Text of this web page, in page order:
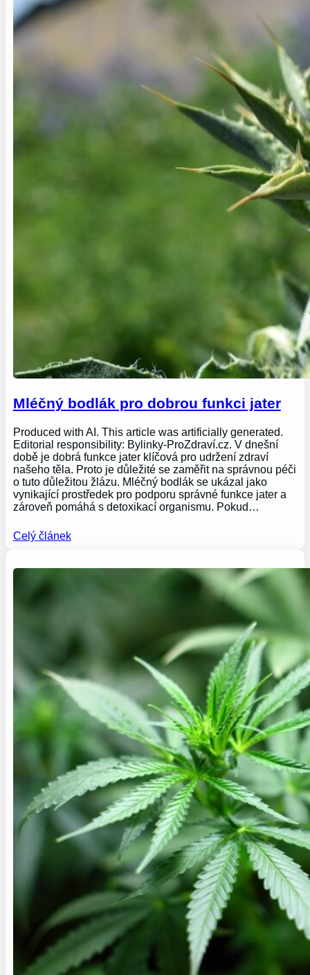
Mléčný bodlák pro dobrou funkci jater
Produced with AI. This article was artificially generated.
Editorial responsibility: Bylinky-ProZdraví.cz. V dnešní
době je dobrá funkce jater klíčová pro udržení zdraví
našeho těla. Proto je důležité se zaměřit na správnou péči
o tuto důležitou žlázu. Mléčný bodlák se ukázal jako
vynikající prostředek pro podporu správné funkce jater a
zároveň pomáhá s detoxikací organismu. Pokud…
Celý článek